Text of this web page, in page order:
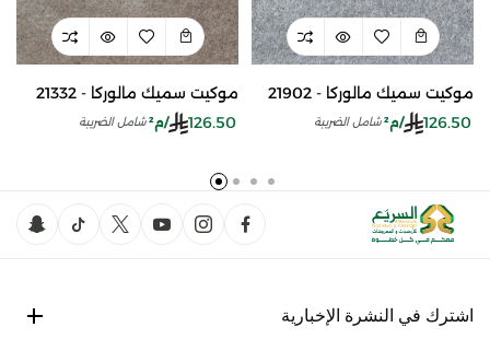
موكيت سميك مالوركا - 21332
126.50
/م² شامل الضريبة
موكيت سميك مالوركا - 21902
126.50
/م² شامل الضريبة
اشترك في النشرة الإخبارية